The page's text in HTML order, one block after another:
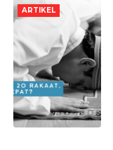
ARTIKEL